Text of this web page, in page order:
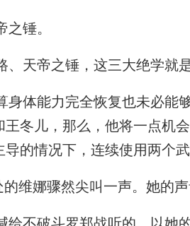
锤。
天帝之锤，这三大绝学就
体能力完全恢复也未必能
冬儿，那么，他将一点机
的情况下，连续使用两个
维娜骤然尖叫一声。她的声